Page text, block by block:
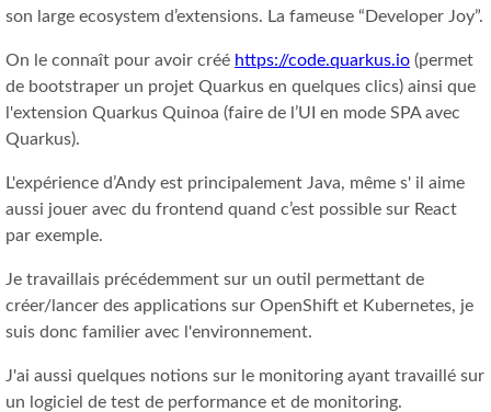
son large ecosystem d’extensions. La fameuse “Developer Joy”.
On le connaît pour avoir créé https://code.quarkus.io (permet
de bootstraper un projet Quarkus en quelques clics) ainsi que
l'extension Quarkus Quinoa (faire de l’UI en mode SPA avec
Quarkus).
L'expérience d’Andy est principalement Java, même s' il aime
aussi jouer avec du frontend quand c’est possible sur React
par exemple.
Je travaillais précédemment sur un outil permettant de
créer/lancer des applications sur OpenShift et Kubernetes, je
suis donc familier avec l'environnement.
J'ai aussi quelques notions sur le monitoring ayant travaillé sur
un logiciel de test de performance et de monitoring.